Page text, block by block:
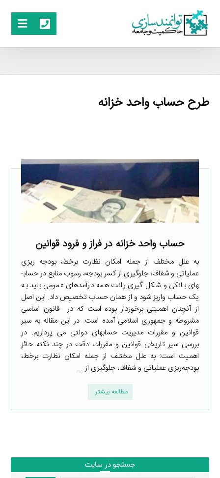
طرح حساب واحد خزانه
حساب واحد خزانه در فراز و فرود قوانین
به علل مختلف از جمله امکان نظارت برخط، بودجه ­ریزی
عملیاتی و شفاف، جلوگیری از کسر بودجه، رسوب منابع در حساب­
های بانکی و شکل ­گیری رانت همه درآمدهای عمومی باید به
یک حساب واریز شود و از همان حساب تخصیص داد. این اصل
از آنچنان اهمیتی برخوردار بوده است که در قانون اساسی
مشروطه و جمهوری اسلامی آمده است. در این مقاله به سیر
قوانین و مقررات مدیریت حساب­های دولتی می­ پردازیم. در
بررسی سیر تاریخی قوانین و مقررات دقت در چند نکته حائز
اهمیت است: به علل مختلف از جمله امکان نظارت برخط،
بودجه‌ریزی عملیاتی و شفاف، جلوگیری از ...
مطالعه بیشتر
جستجو در سایت